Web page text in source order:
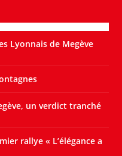
Lyonnais de Megève
un verdict tranché
rallye « L’élégance a